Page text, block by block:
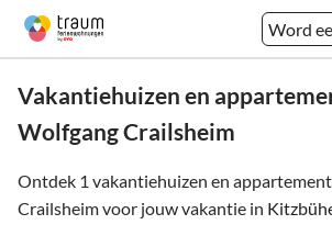
Word
Vakantiehuizen en
Wolfgang Crailsheim
Ontdek 1 vakantiehuizen en
Crailsheim voor jouw vakantie in